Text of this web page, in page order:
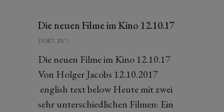
Die neuen Filme im Kino 12.10.17
13 OKT. 2017 /
Die neuen Filme im Kino 12.10.17
Von Holger Jacobs 12.10.2017
english text below Heute mit zwei
sehr unterschiedlichen Filmen: Ein